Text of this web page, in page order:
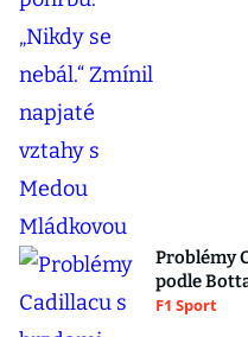
Problémy
podle
F1 Sport